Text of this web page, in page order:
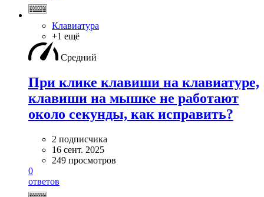
Клавиатура
+1 ещё
Средний
При клике клавиши на клавиатуре,
клавиши на мышке не работают
около секунды, как исправить?
2 подписчика
16 сент. 2025
249 просмотров
0
ответов